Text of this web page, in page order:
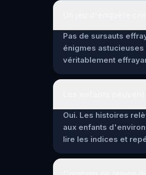
Pas de sursauts
énigmes
véritablement
Oui. Les histoires
aux enfants
lire les indices et